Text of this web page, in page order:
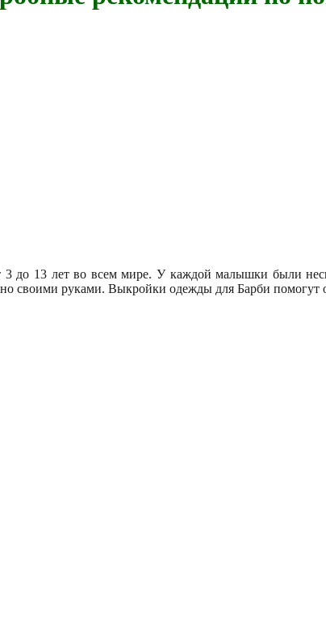
3 до 13 лет во всем мире. У каждой малышки были
своими руками. Выкройки одежды для Барби помогут